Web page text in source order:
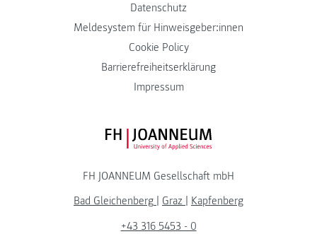
Datenschutz
Meldesystem für Hinweisgeber:innen
Cookie Policy
Barrierefreiheitserklärung
Impressum
FH JOANNEUM Logo
FH JOANNEUM Gesellschaft mbH
Bad Gleichenberg
Graz
Kapfenberg
+43 316 5453 - 0